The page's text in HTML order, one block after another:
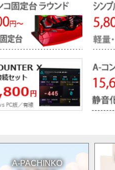
A-PACHINKO